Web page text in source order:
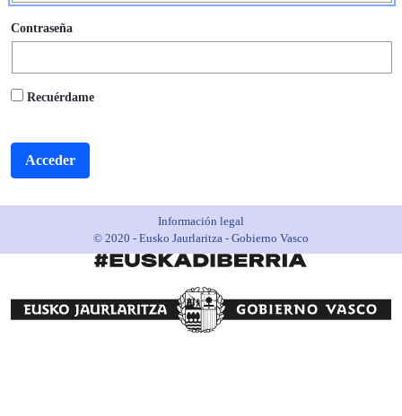
Contraseña
Recuérdame
Acceder
Información legal
© 2020 - Eusko Jaurlaritza - Gobierno Vasco